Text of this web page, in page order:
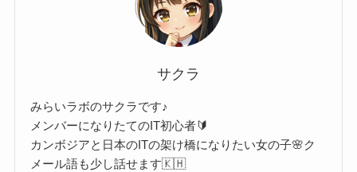
サクラ
みらいラボのサクラです♪
メンバーになりたてのIT初心者🔰
カンボジアと日本のITの架け橋になりたい女の子🌸ク
メール語も少し話せます🇰🇭